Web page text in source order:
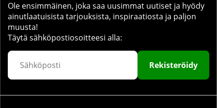
Ole ensimmäinen, joka saa uusimmat uutiset ja hyödy
ainutlaatuisista tarjouksista, inspiraatiosta ja paljon
muusta!
Täytä sähköpostiosoitteesi alla:
Rekisteröidy